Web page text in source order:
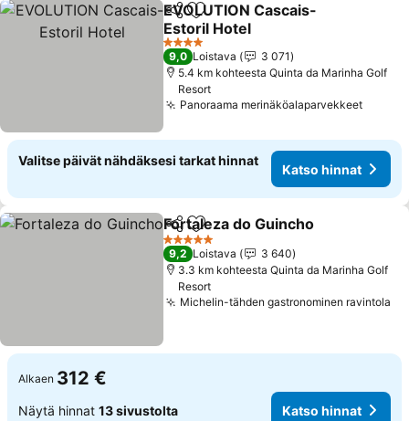
Jaa Lisää suosikkeihin
EVOLUTION Cascais-
Estoril Hotel
Katso hinnat
4 Tähtiluokitus
9,0 Loistava
3 071
5.4 km kohteesta Quinta da Marinha Golf
Resort
Panoraama merinäköalaparvekkeetKatso
Valitse päivät nähdäksesi tarkat hinnat
Katso hinnat
Jaa Lisää suosikkeihin
Fortaleza do Guincho
5 Tähtiluokitus
9,2 Loistava
3 640
3.3 km kohteesta Quinta da Marinha Golf
Resort
Michelin-tähden gastronominen ravintola
Alkaen 312 €
Näytä hinnat 13 sivustolta Katso hinnat